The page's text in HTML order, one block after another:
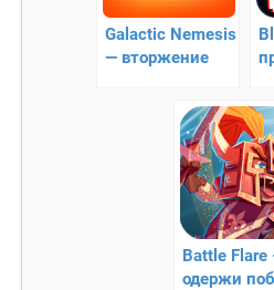
Galactic Nemesis
— вторжение
Battle Flare
одержи